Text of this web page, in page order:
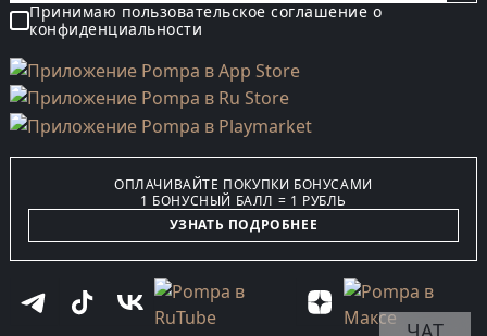
Принимаю пользовательское соглашение о
конфиденциальности
ОПЛАЧИВАЙТЕ ПОКУПКИ БОНУСАМИ
1 БОНУСНЫЙ БАЛЛ = 1 РУБЛЬ
УЗНАТЬ ПОДРОБНЕЕ
ЧАТ